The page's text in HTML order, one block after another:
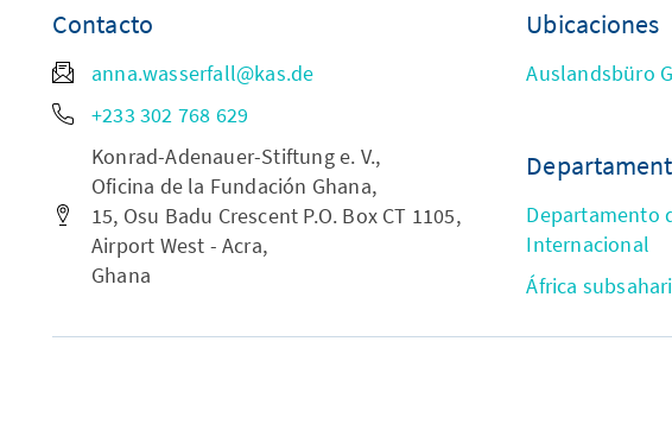
Contacto
anna.wasserfall@kas.de
+233 302 768 629
Konrad-Adenauer-Stiftung e. V.,
Oficina de la Fundación Ghana,
15, Osu Badu Crescent P.O. Box CT 1105,
Airport West - Acra,
Ghana
Ubicaciones
Auslandsbüro
Departamento
Internacional
África